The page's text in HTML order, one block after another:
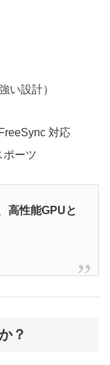
い設計）
対応
ポーツ
高性能GPUと
？